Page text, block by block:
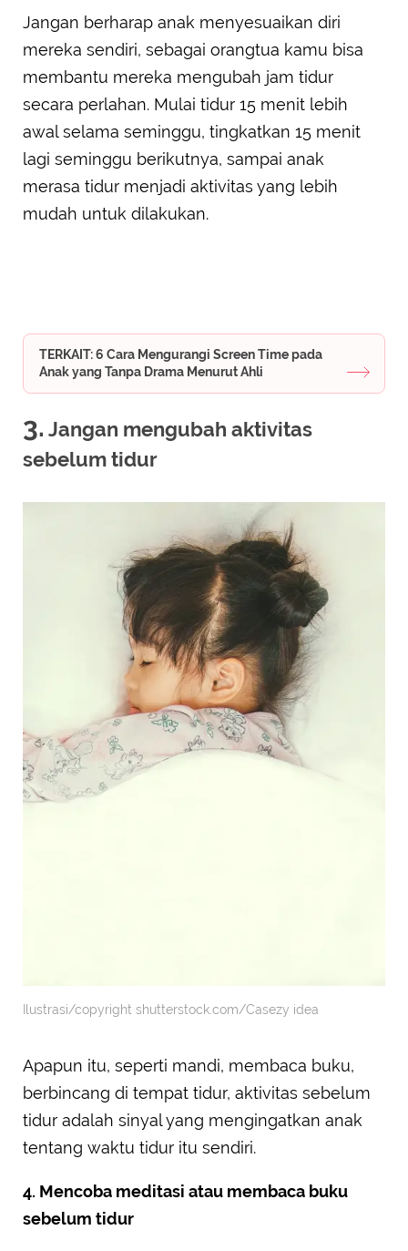
Jangan berharap anak menyesuaikan diri
mereka sendiri, sebagai orangtua kamu bisa
membantu mereka mengubah jam tidur
secara perlahan. Mulai tidur 15 menit lebih
awal selama seminggu, tingkatkan 15 menit
lagi seminggu berikutnya, sampai anak
merasa tidur menjadi aktivitas yang lebih
mudah untuk dilakukan.
TERKAIT: 6 Cara Mengurangi Screen Time pada
Anak yang Tanpa Drama Menurut Ahli
3. Jangan mengubah aktivitas
sebelum tidur
Ilustrasi/copyright shutterstock.com/Casezy idea
Apapun itu, seperti mandi, membaca buku,
berbincang di tempat tidur, aktivitas sebelum
tidur adalah sinyal yang mengingatkan anak
tentang waktu tidur itu sendiri.
4. Mencoba meditasi atau membaca buku
sebelum tidur